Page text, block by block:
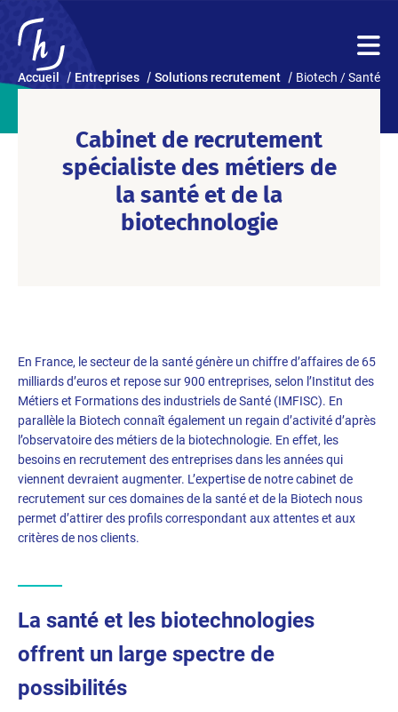
Accueil Entreprises Solutions recrutement Biotech / Santé
Cabinet de recrutement
spécialiste des métiers de
la santé et de la
biotechnologie
En France, le secteur de la santé génère un chiffre d’affaires de 65
milliards d’euros et repose sur 900 entreprises, selon l’Institut des
Métiers et Formations des industriels de Santé (IMFISC). En
parallèle la Biotech connaît également un regain d’activité d’après
l’observatoire des métiers de la biotechnologie. En effet, les
besoins en recrutement des entreprises dans les années qui
viennent devraient augmenter. L’expertise de notre cabinet de
recrutement sur ces domaines de la santé et de la Biotech nous
permet d’attirer des profils correspondant aux attentes et aux
critères de nos clients.
La santé et les biotechnologies
offrent un large spectre de
possibilités